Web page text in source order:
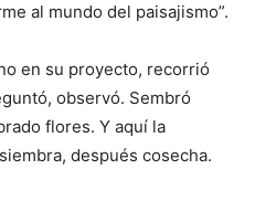
al mundo del paisajismo”.
en su proyecto, recorrió
observó. Sembró
flores. Y aquí la
después cosecha.